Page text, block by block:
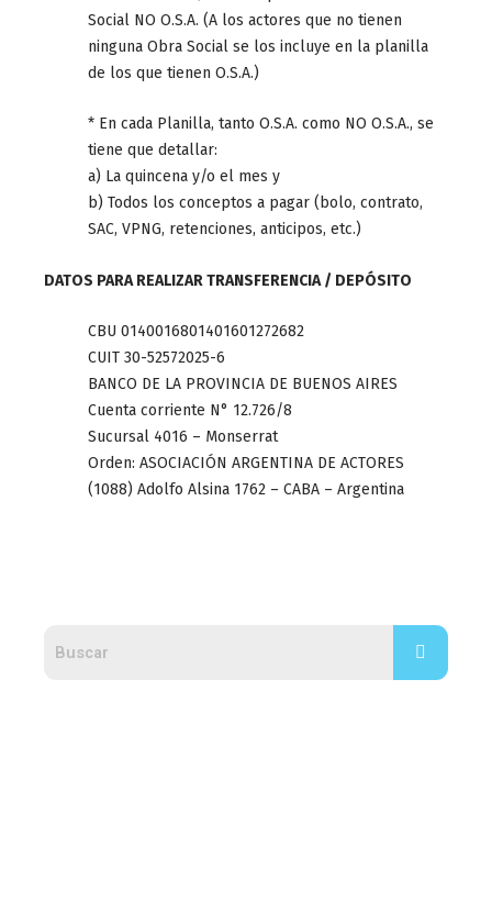
Social NO O.S.A. (A los actores que no tienen
ninguna Obra Social se los incluye en la planilla
de los que tienen O.S.A.)
* En cada Planilla, tanto O.S.A. como NO O.S.A., se
tiene que detallar:
a) La quincena y/o el mes y
b) Todos los conceptos a pagar (bolo, contrato,
SAC, VPNG, retenciones, anticipos, etc.)
DATOS PARA REALIZAR TRANSFERENCIA / DEPÓSITO
CBU 0140016801401601272682
CUIT 30-52572025-6
BANCO DE LA PROVINCIA DE BUENOS AIRES
Cuenta corriente N° 12.726/8
Sucursal 4016 – Monserrat
Orden: ASOCIACIÓN ARGENTINA DE ACTORES
(1088) Adolfo Alsina 1762 – CABA – Argentina